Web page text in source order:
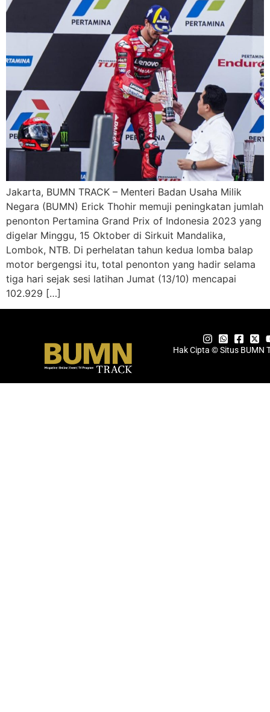
Jakarta, BUMN TRACK – Menteri Badan Usaha Milik
Negara (BUMN) Erick Thohir memuji peningkatan jumlah
penonton Pertamina Grand Prix of Indonesia 2023 yang
digelar Minggu, 15 Oktober di Sirkuit Mandalika,
Lombok, NTB. Di perhelatan tahun kedua lomba balap
motor bergengsi itu, total penonton yang hadir selama
tiga hari sejak sesi latihan Jumat (13/10) mencapai
102.929 […]
Hak Cipta © Situs BUMN